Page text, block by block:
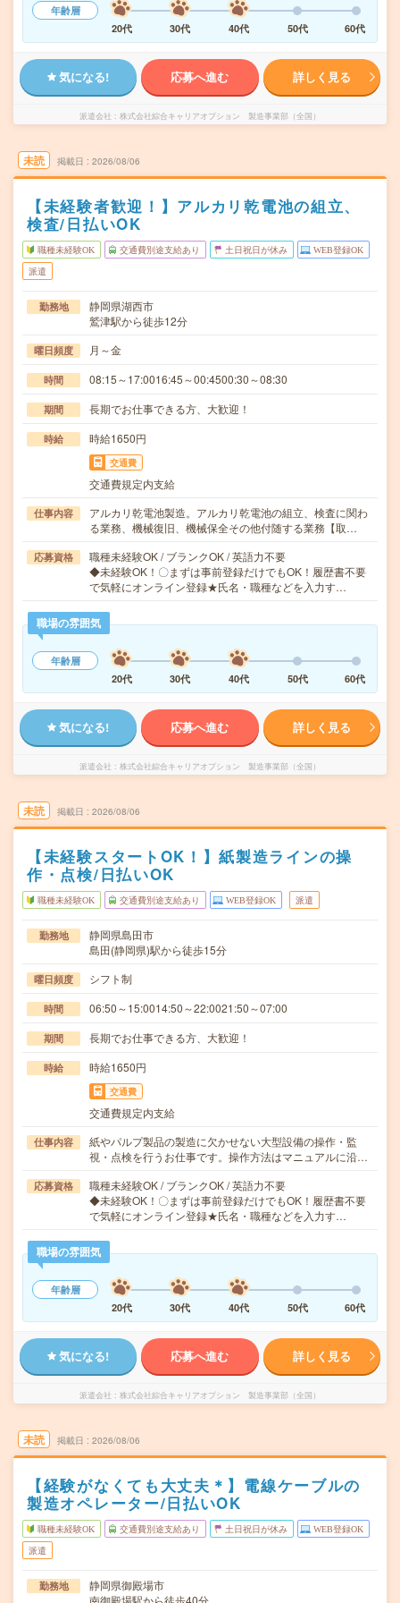
年齢層
20代
30代 40代 50代 60代
気になる! 応募へ進む 詳しく見る
派遣会社 株式会社綜合キャリアオプション 製造事業部（全国）
未読 掲載日 2026/08/06
【未経験者歓迎！】アルカリ乾電池の組立、
検査/日払いOK
職種未経験OK 交通費別途支給あり 土日祝日が休み WEB登録OK
派遣
勤務地
静岡県湖西市
鷲津駅から徒歩12分
曜日頻度 月～金
時間 08:15～17:0016:45～00:4500:30～08:30
期間 長期でお仕事できる方、大歓迎！
時給 時給1650円
交通費
交通費規定内支給
仕事内容
アルカリ乾電池製造。アルカリ乾電池の組立、検査に関わ
る業務、機械復旧、機械保全その他付随する業務【取…
応募資格
職種未経験OK / ブランクOK / 英語力不要
◆未経験OK！〇まずは事前登録だけでもOK！履歴書不要
で気軽にオンライン登録★氏名・職種などを入力す…
職場の雰囲気
年齢層
20代
30代 40代 50代 60代
気になる! 応募へ進む 詳しく見る
派遣会社 株式会社綜合キャリアオプション 製造事業部（全国）
未読 掲載日 2026/08/06
【未経験スタートOK！】紙製造ラインの操
作・点検/日払いOK
職種未経験OK 交通費別途支給あり WEB登録OK 派遣
勤務地
静岡県島田市
島田(静岡県)駅から徒歩15分
曜日頻度 シフト制
時間 06:50～15:0014:50～22:0021:50～07:00
期間 長期でお仕事できる方、大歓迎！
時給 時給1650円
交通費
交通費規定内支給
仕事内容
紙やパルプ製品の製造に欠かせない大型設備の操作・監
視・点検を行うお仕事です。操作方法はマニュアルに沿…
応募資格
職種未経験OK / ブランクOK / 英語力不要
◆未経験OK！〇まずは事前登録だけでもOK！履歴書不要
で気軽にオンライン登録★氏名・職種などを入力す…
職場の雰囲気
年齢層
20代
30代 40代 50代 60代
気になる! 応募へ進む 詳しく見る
派遣会社 株式会社綜合キャリアオプション 製造事業部（全国）
未読 掲載日 2026/08/06
【経験がなくても大丈夫＊】電線ケーブルの
製造オペレーター/日払いOK
職種未経験OK 交通費別途支給あり 土日祝日が休み WEB登録OK
派遣
勤務地
静岡県御殿場市
南御殿場駅から徒歩40分